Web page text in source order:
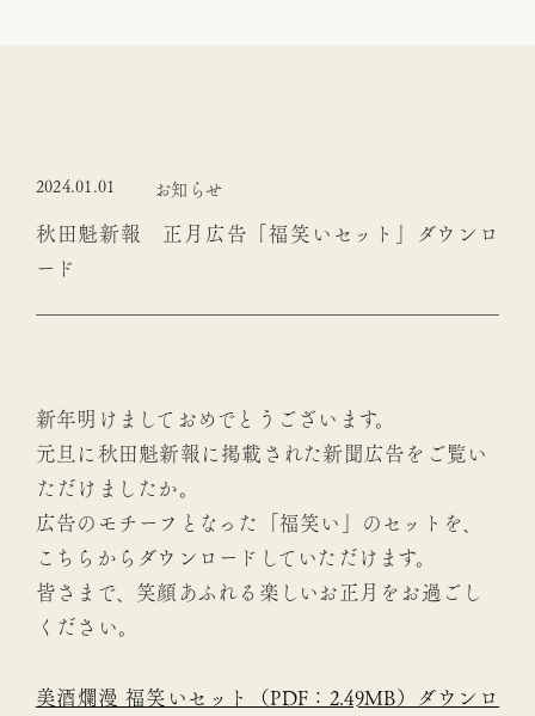
2024.01.01 お知らせ
秋田魁新報 正月広告「福笑いセット」ダウンロ
ード
新年明けましておめでとうございます。
元旦に秋田魁新報に掲載された新聞広告をご覧い
ただけましたか。
広告のモチーフとなった「福笑い」のセットを、
こちらからダウンロードしていただけます。
皆さまで、笑顔あふれる楽しいお正月をお過ごし
ください。
美酒爛漫 福笑いセット（PDF：2.49MB）ダウンロ